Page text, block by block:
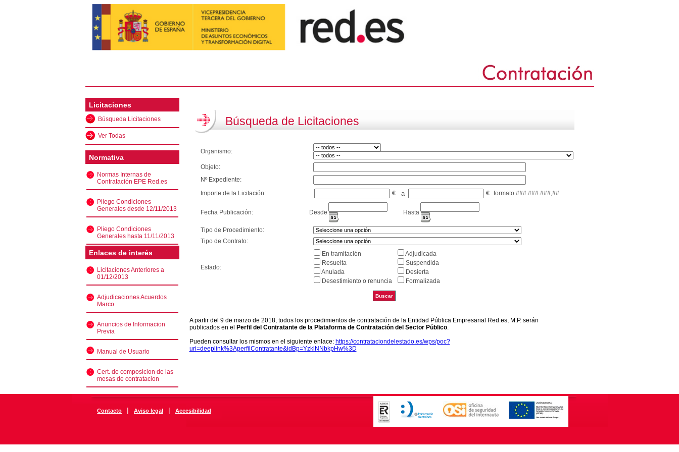
Licitaciones
Búsqueda Licitaciones
Ver Todas
Normativa
Normas Internas de
Contratación EPE Red.es
Pliego Condiciones
Generales desde 12/11/2013
Pliego Condiciones
Generales hasta 11/11/2013
Enlaces de interés
Licitaciones Anteriores a
01/12/2013
Adjudicaciones Acuerdos
Marco
Anuncios de Informacion
Previa
Manual de Usuario
Cert. de composicion de las
mesas de contratacion
Búsqueda de Licitaciones
Organismo:
Objeto:
Nº Expediente:
Importe de la Licitación:
€ a € formato ###.###.###,##
Fecha Publicación: Desde Hasta
Tipo de Procedimiento:
Tipo de Contrato:
Estado:
En tramitación
Adjudicada
Resuelta
Suspendida
Anulada
Desierta
Desestimiento o renuncia
Formalizada
A partir del 9 de marzo de 2018, todos los procedimientos de contratación de la Entidad Pública Empresarial Red.es, M.P. serán
publicados en el
Perfil del Contratante de la Plataforma de Contratación del Sector Público.
Pueden consultar los mismos en el siguiente enlace: https://contrataciondelestado.es/wps/poc?
uri=deeplink%3AperfilContratante&idBp=YzklNNbkpHw%3D
Contacto | Aviso legal | Accesibilidad